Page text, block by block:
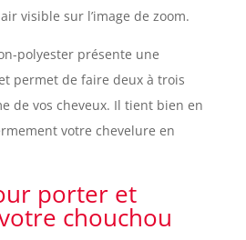
visible sur l’image de zoom.
polyester présente une
permet de faire deux à trois
de vos cheveux. Il tient bien en
votre chevelure en
porter et
chouchou